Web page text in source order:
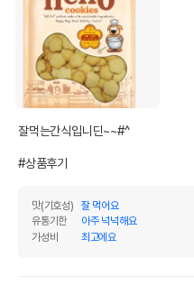
잘먹는간식입니딘~~#^
#상품후기
맛(기호성)
잘 먹어요
유통기한
아주 넉넉해요
가성비
최고에요